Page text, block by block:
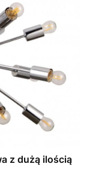
z dużą ilością